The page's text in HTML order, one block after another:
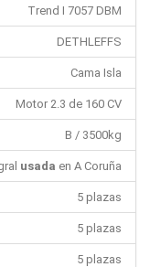
Trend I 7057 DBM
DETHLEFFS
Cama Isla
Motor 2.3 de 160 CV
B / 3500kg
usada en A Coruña
5 plazas
5 plazas
5 plazas